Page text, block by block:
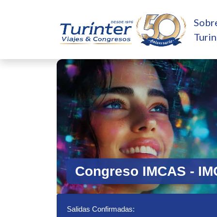
Congreso IMCAS -
Salidas Confirmadas: